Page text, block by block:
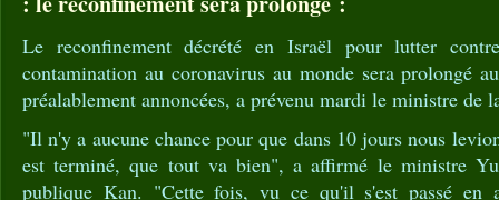
Le reconfinement décrété en Israël pour lutter
contamination au coronavirus au monde sera prolongé
préalablement annoncées, a prévenu mardi le ministre de
"Il n'y a aucune chance pour que dans 10 jours nous
est terminé, que tout va bien", a affirmé le ministre
publique Kan. "Cette fois, vu ce qu'il s'est passé en